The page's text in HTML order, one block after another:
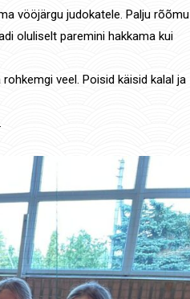
vööjärgu judokatele. Palju rõõmu
oluliselt paremini hakkama kui
veel. Poisid käisid kalal ja